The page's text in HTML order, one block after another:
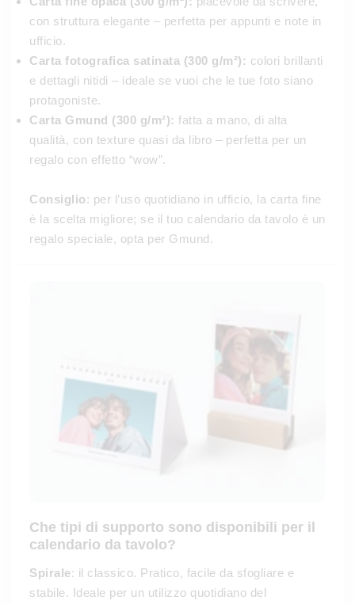
con struttura elegante – perfetta per appunti e note in
ufficio.
Carta fotografica satinata (300 g/m²): colori brillanti
e dettagli nitidi – ideale se vuoi che le tue foto siano
protagoniste.
Carta Gmund (300 g/m²): fatta a mano, di alta
qualità, con texture quasi da libro – perfetta per un
regalo con effetto “wow”.
Consiglio: per l’uso quotidiano in ufficio, la carta fine
è la scelta migliore; se il tuo calendario da tavolo è un
regalo speciale, opta per Gmund.
Che tipi di supporto sono disponibili per il
calendario da tavolo?
Spirale: il classico. Pratico, facile da sfogliare e
stabile. Ideale per un utilizzo quotidiano del